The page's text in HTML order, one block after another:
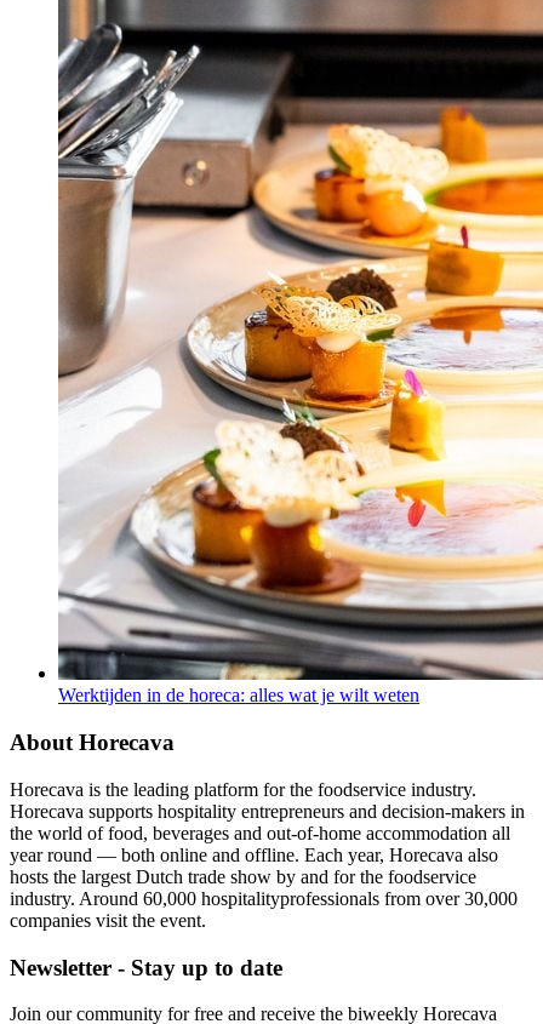
Werktijden in de horeca: alles wat je wilt weten
About Horecava
Horecava is the leading platform for the foodservice industry.
Horecava supports hospitality entrepreneurs and decision-makers in
the world of food, beverages and out-of-home accommodation all
year round — both online and offline. Each year, Horecava also
hosts the largest Dutch trade show by and for the foodservice
industry. Around 60,000 hospitalityprofessionals from over 30,000
companies visit the event.
Newsletter - Stay up to date
Join our community for free and receive the biweekly Horecava